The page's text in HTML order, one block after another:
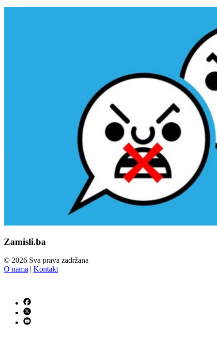
Zamisli.ba
© 2026 Sva prava zadržana
O nama | Kontakt